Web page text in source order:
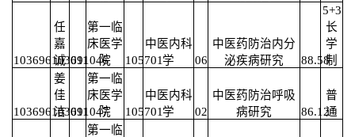
103696103691046
任
嘉
诚 011
第一临
床医学
院
105701
中医内科
学
06
中医药防治内分
泌疾病研究
88.58
5+3
长
学
制
103696103691047
姜
佳
洁 011
第一临
床医学
院
105701
中医内科
学
02
中医药防治呼吸
病研究
86.12
普
通
第一临